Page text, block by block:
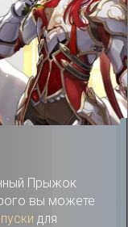
Прыжок
вы можете
для